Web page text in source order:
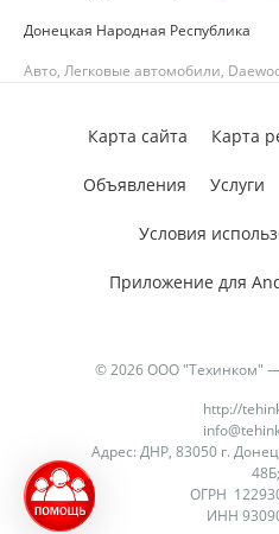
Донецкая Народная Республика
Авто, Легковые автомобили,
© 2026 ООО "Техинком"
http://
Адрес: ДНР, 83050 г.
48Б;
ОГРН
ИНН
Карта сайта Карта
Объявления Услуги
Условия
Приложение для